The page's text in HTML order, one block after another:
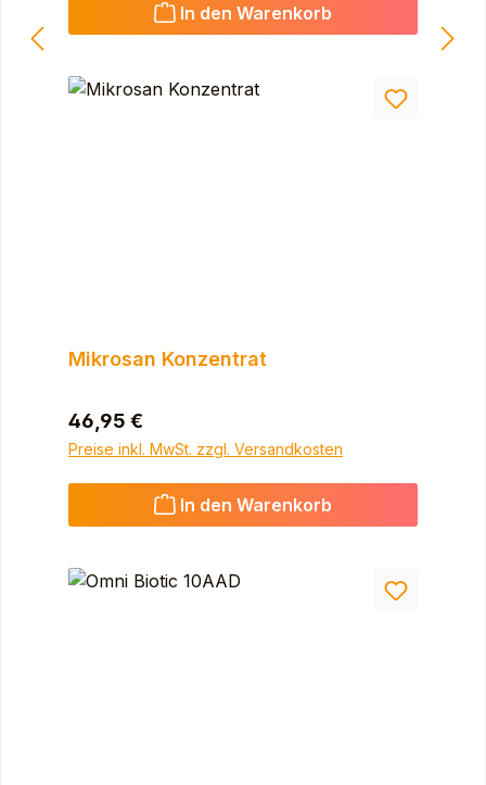
In den Warenkorb
Mikrosan Konzentrat
Regulärer Preis:
46,95 €
Preise inkl. MwSt. zzgl. Versandkosten
In den Warenkorb